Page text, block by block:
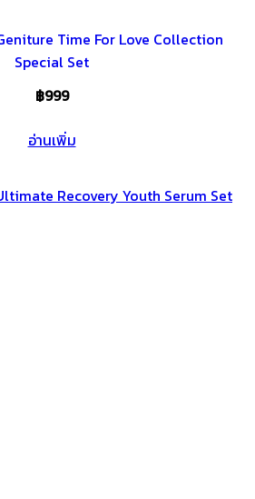
Time For Love Collection
Special Set
฿999
อ่านเพิ่ม